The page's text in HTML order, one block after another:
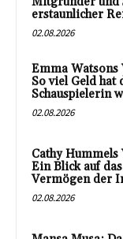
erstaunlicher
02.08.2026
Emma
So viel Geld hat
Schauspielerin
02.08.2026
Cathy
Ein Blick auf
Vermögen der
02.08.2026